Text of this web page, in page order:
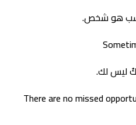
هو شخص.
ليس لك.
There are no missed